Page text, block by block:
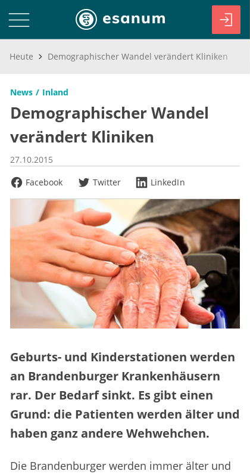
Heute Demographischer Wandel verändert Kliniken
News Inland
Demographischer Wandel
verändert Kliniken
27.10.2015
Facebook
Twitter LinkedIn
Geburts- und Kinderstationen werden
an Brandenburger Krankenhäusern
rar. Der Bedarf sinkt. Es gibt einen
Grund: die Patienten werden älter und
haben ganz andere Wehwehchen.
Die Brandenburger werden immer älter und